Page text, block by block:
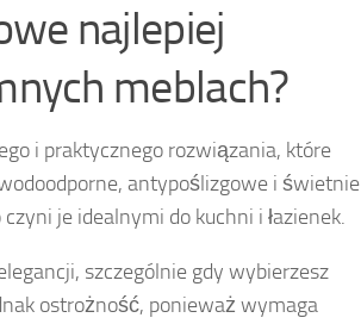
najlepiej
meblach?
i praktycznego rozwiązania, które
antypoślizgowe i świetnie
czyni je idealnymi do kuchni i łazienek.
szczególnie gdy wybierzesz
ostrożność, ponieważ wymaga